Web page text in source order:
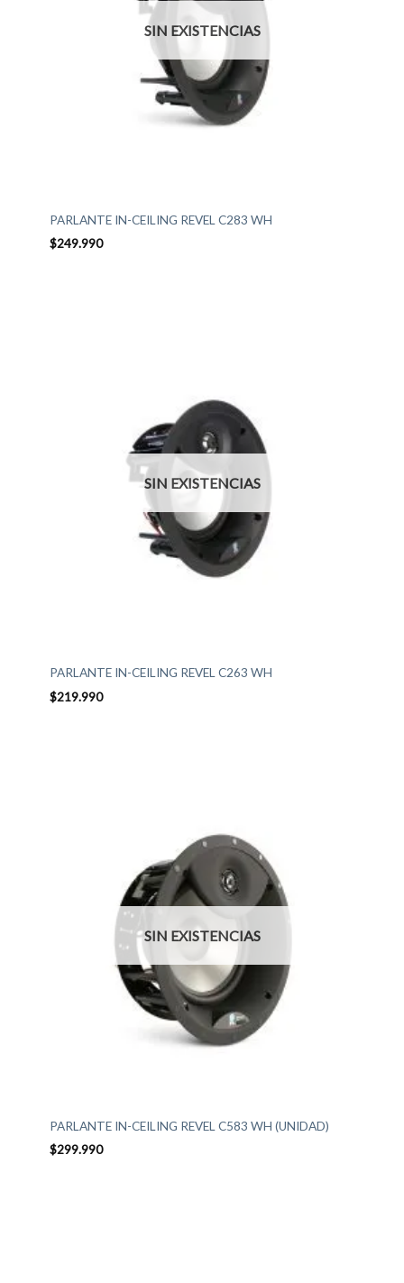
SIN EXISTENCIAS
PARLANTE IN-CEILING REVEL C283 WH
$249.990
SIN EXISTENCIAS
PARLANTE IN-CEILING REVEL C263 WH
$219.990
SIN EXISTENCIAS
PARLANTE IN-CEILING REVEL C583 WH (UNIDAD)
$299.990